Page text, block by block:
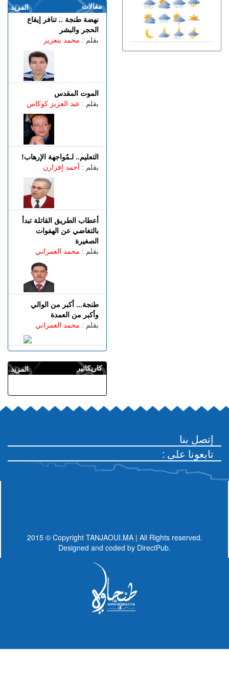
المزيد
مقالات
نهضة طنجة .. تنافر إيقاع
الحجر والبشر
بقلم : محمد بنعزيز
الموت المقدس
بقلم : عبد العزيز كوكاس
التعليم.. لـمُواجهة الإرهاب!
بقلم : أحمد إفزارن
أعطاب الطريق القاتلة تبدأ
بالتغاضي عن الهفوات
الصغيرة
بقلم : محمد العمراني
طنجة... أكبر من الوالي
وأكبر من العمدة
بقلم : محمد العمراني
المزيد كاريكاتير
الصيفية فطنجة؟
الثلاثاء 04 غشت | 20:07
توضيـــح.. "غوغل مابس"
يُصنِّف سبتة ومليلية كـ"مناطق
إتصل بنا
: تابعونا على
2015 © Copyright TANJAOUI.MA | All Rights reserved.
Designed and coded by DirectPub.